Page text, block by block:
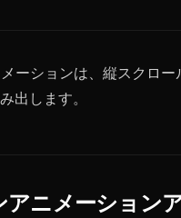
ーションは、縦スクロ
出します。
アニメーション